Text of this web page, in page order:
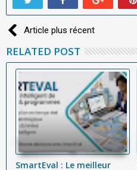
Article plus récent
RELATED POST
SmartEval : Le meilleur